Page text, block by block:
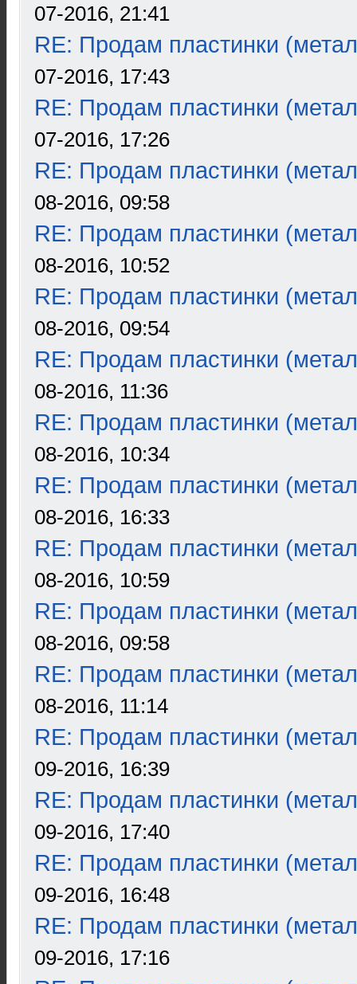
07-2016, 21:41
RE: Продам пластинки
07-2016, 17:43
RE: Продам пластинки
07-2016, 17:26
RE: Продам пластинки
08-2016, 09:58
RE: Продам пластинки
08-2016, 10:52
RE: Продам пластинки
08-2016, 09:54
RE: Продам пластинки
08-2016, 11:36
RE: Продам пластинки
08-2016, 10:34
RE: Продам пластинки
08-2016, 16:33
RE: Продам пластинки
08-2016, 10:59
RE: Продам пластинки
08-2016, 09:58
RE: Продам пластинки
08-2016, 11:14
RE: Продам пластинки
09-2016, 16:39
RE: Продам пластинки
09-2016, 17:40
RE: Продам пластинки
09-2016, 16:48
RE: Продам пластинки
09-2016, 17:16